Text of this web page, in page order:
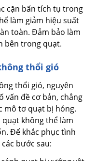
cặn bẩn tích tụ trong
làm giảm hiệu suất
toàn. Đảm bảo làm
bên trong quạt.
thổi gió
thổi gió, nguyên
vấn đề cơ bản, chẳng
mô tơ quạt bị hỏng.
không thể làm
Để khắc phục tình
bước sau: